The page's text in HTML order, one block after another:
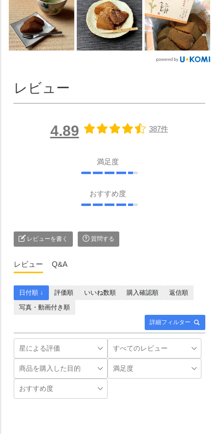
レビュー
4.89 387件
満足度
おすすめ度
レビューを書く 質問する
レビュー Q&A
詳細フィルター
日付順 ↓ 評価順 いいね数順 購入確認順
返信順
写真・動画付き順